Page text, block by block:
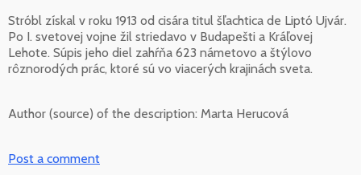
Stróbl získal v roku 1913 od cisára titul šľachtica de Liptó Ujvár.
Po I. svetovej vojne žil striedavo v Budapešti a Kráľovej
Lehote. Súpis jeho diel zahŕňa 623 námetovo a štýlovo
rôznorodých prác, ktoré sú vo viacerých krajinách sveta.
Author (source) of the description: Marta Herucová
Post a comment